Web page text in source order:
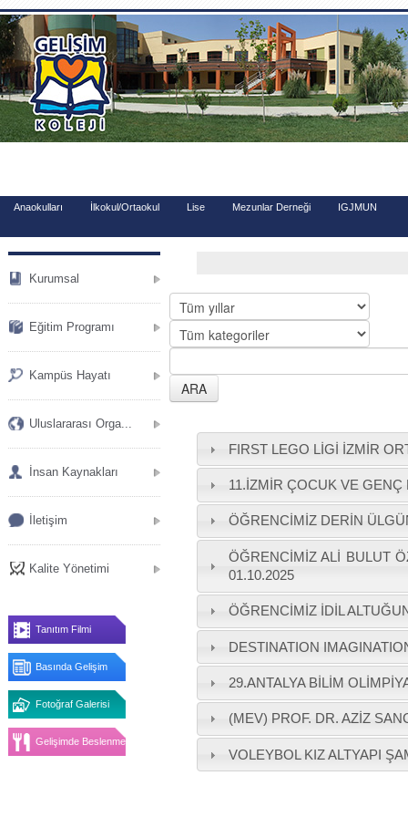
.
Anaokulları İlkokul/Ortaokul Lise Mezunlar Derneği IGJMUN
Kurumsal
Eğitim Programı
Kampüs Hayatı
Uluslararası Orga...
İnsan Kaynakları
İletişim
Kalite Yönetimi
Tanıtım Filmi
Basında Gelişim
Fotoğraf Galerisi
Gelişimde Beslenme
FIRST LEGO LİGİ İZMİR
11.İZMİR ÇOCUK VE
ÖĞRENCİMİZ DERİN
ÖĞRENCİMİZ ALİ BULUT
01.10.2025
ÖĞRENCİMİZ İDİL
DESTINATION
29.ANTALYA BİLİM
(MEV) PROF. DR. AZİZ
VOLEYBOL KIZ ALTYAPI